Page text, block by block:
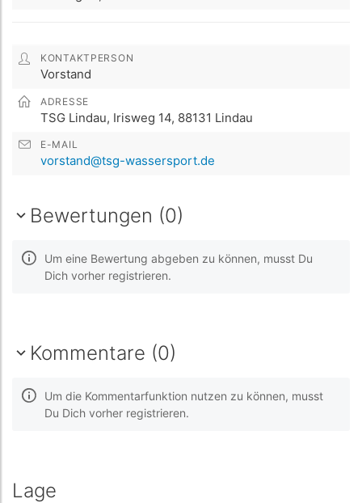
KONTAKTPERSON
Vorstand
ADRESSE
TSG Lindau, Irisweg 14, 88131 Lindau
E-MAIL
vorstand@tsg-wassersport.de
Bewertungen (0)
Um eine Bewertung abgeben zu können, musst Du
Dich vorher registrieren.
Kommentare (0)
Um die Kommentarfunktion nutzen zu können, musst
Du Dich vorher registrieren.
Lage